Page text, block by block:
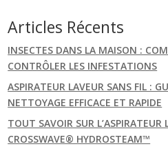
Articles Récents
INSECTES DANS LA MAISON :
CONTRÔLER LES INFESTATIONS
ASPIRATEUR LAVEUR SANS FIL :
NETTOYAGE EFFICACE ET RAPIDE
TOUT SAVOIR SUR L’ASPIRATEUR
CROSSWAVE® HYDROSTEAM™